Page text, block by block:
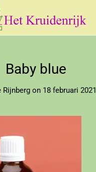
Baby blue
Rijnberg on 18 februari 2021